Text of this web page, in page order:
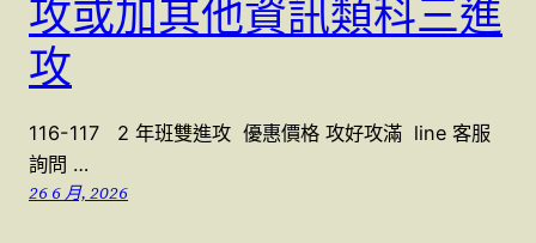
攻或加其他資訊類科三進
攻
116-117 2 年班雙進攻 優惠價格 攻好攻滿 line 客服
詢問 …
26 6 月, 2026